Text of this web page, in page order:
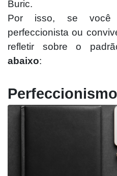
Buric.
Por isso, se você
perfeccionista ou
refletir sobre o
abaixo: